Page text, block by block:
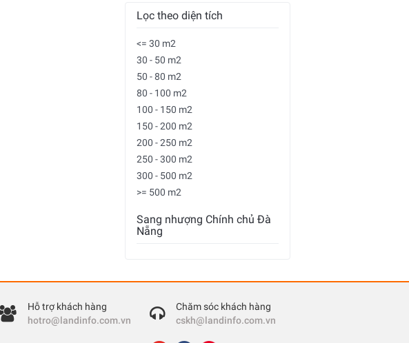
Lọc theo diện tích
<= 30 m2
30 - 50 m2
50 - 80 m2
80 - 100 m2
100 - 150 m2
150 - 200 m2
200 - 250 m2
250 - 300 m2
300 - 500 m2
>= 500 m2
Sang nhượng Chính chủ Đà
Nẵng
Hỗ trợ khách hàng
hotro@landinfo.com.vn
Chăm sóc khách hàng
cskh@landinfo.com.vn